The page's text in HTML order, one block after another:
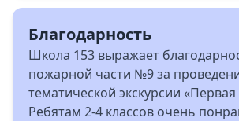
Благодарность
Школа 153 выражает
пожарной части №9 за
тематической экскурсии
Ребятам 2-4 классов очень